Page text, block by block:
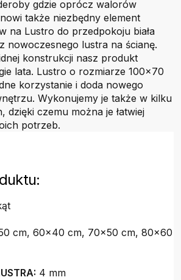
gdzie oprócz walorów
także niezbędny element
na Lustro do przedpokoju biała
nowoczesnego lustra na ścianę.
konstrukcji nasz produkt
lata. Lustro o rozmiarze 100x70
korzystanie i doda nowego
Wykonujemy je także w kilku
dzięki czemu można je łatwiej
potrzeb.
cm, 60x40 cm, 70x50 cm, 80x60
4 mm